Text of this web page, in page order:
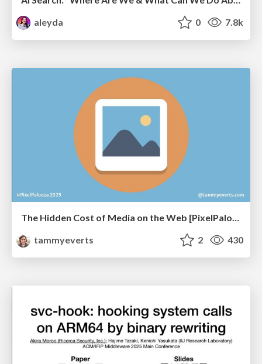
aleyda
0 7.8k
The Hidden Cost of Media on the Web [PixelPalooza 2025]
tammyeverts
2 430